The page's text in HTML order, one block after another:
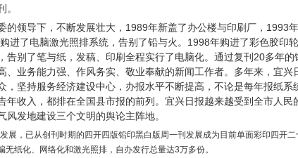
。
的领导下，不断发展壮大，1989年新盖了办公楼与印刷厂，1993
进了电脑激光照排系统，告别了铅与火。1998年购进了彩色胶印
告别了笔与纸，发稿、印刷全程实行了电脑化。通过复刊20多年的
、业务能力强、作风务实、敬业奉献的新闻工作者。多年来，宜兴
，坚持服务经济建设中心，办报水平不断提高，不论是每年报纸系
年收入，都排在全国县市报的前列。宜兴日报越来越受到全市人民
发地建设三个文明的舆论主阵地。
展，已从创刊时期的四开四版铅印黑白版周一刊发展成为目前单面彩印四开
纸化、网络化和激光照排，自办发行总量达3万多份。